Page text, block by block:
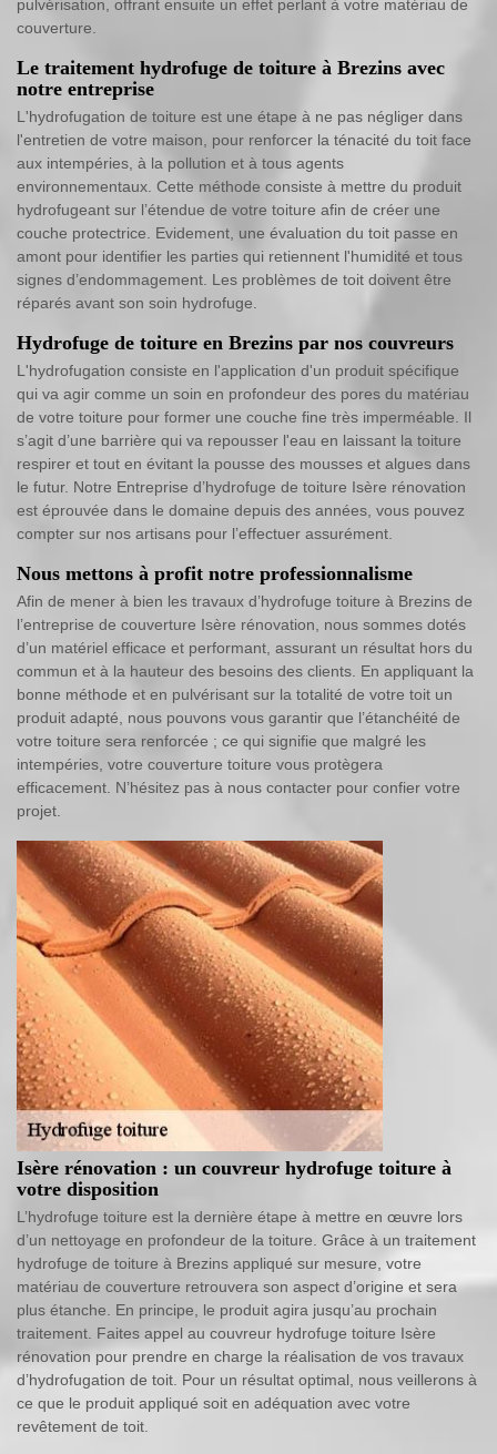
pulvérisation, offrant ensuite un effet perlant à votre matériau de
couverture.
Le traitement hydrofuge de toiture à Brezins avec
notre entreprise
L'hydrofugation de toiture est une étape à ne pas négliger dans
l'entretien de votre maison, pour renforcer la ténacité du toit face
aux intempéries, à la pollution et à tous agents
environnementaux. Cette méthode consiste à mettre du produit
hydrofugeant sur l’étendue de votre toiture afin de créer une
couche protectrice. Evidement, une évaluation du toit passe en
amont pour identifier les parties qui retiennent l'humidité et tous
signes d’endommagement. Les problèmes de toit doivent être
réparés avant son soin hydrofuge.
Hydrofuge de toiture en Brezins par nos couvreurs
L'hydrofugation consiste en l'application d'un produit spécifique
qui va agir comme un soin en profondeur des pores du matériau
de votre toiture pour former une couche fine très imperméable. Il
s’agit d’une barrière qui va repousser l'eau en laissant la toiture
respirer et tout en évitant la pousse des mousses et algues dans
le futur. Notre Entreprise d’hydrofuge de toiture Isère rénovation
est éprouvée dans le domaine depuis des années, vous pouvez
compter sur nos artisans pour l’effectuer assurément.
Nous mettons à profit notre professionnalisme
Afin de mener à bien les travaux d’hydrofuge toiture à Brezins de
l’entreprise de couverture Isère rénovation, nous sommes dotés
d’un matériel efficace et performant, assurant un résultat hors du
commun et à la hauteur des besoins des clients. En appliquant la
bonne méthode et en pulvérisant sur la totalité de votre toit un
produit adapté, nous pouvons vous garantir que l’étanchéité de
votre toiture sera renforcée ; ce qui signifie que malgré les
intempéries, votre couverture toiture vous protègera
efficacement. N’hésitez pas à nous contacter pour confier votre
projet.
Isère rénovation : un couvreur hydrofuge toiture à
votre disposition
L’hydrofuge toiture est la dernière étape à mettre en œuvre lors
d’un nettoyage en profondeur de la toiture. Grâce à un traitement
hydrofuge de toiture à Brezins appliqué sur mesure, votre
matériau de couverture retrouvera son aspect d’origine et sera
plus étanche. En principe, le produit agira jusqu’au prochain
traitement. Faites appel au couvreur hydrofuge toiture Isère
rénovation pour prendre en charge la réalisation de vos travaux
d’hydrofugation de toit. Pour un résultat optimal, nous veillerons à
ce que le produit appliqué soit en adéquation avec votre
revêtement de toit.